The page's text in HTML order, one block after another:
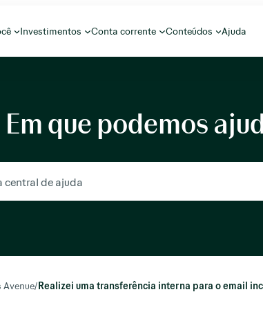
Investimentos Conta corrente Conteúdos Ajuda
Em que podemos
Avenue/Realizei uma transferência interna para o email